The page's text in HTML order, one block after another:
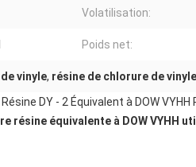
Volatilisation:
Poids net:
vinyle, résine de chlorure de vinyle
DY - 2 Équivalent à DOW VYHH
résine équivalente à DOW VYHH